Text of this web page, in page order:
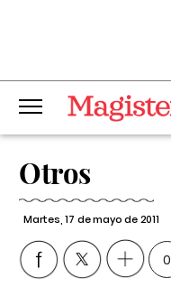
Otros
Martes, 17 de mayo de 2011
0